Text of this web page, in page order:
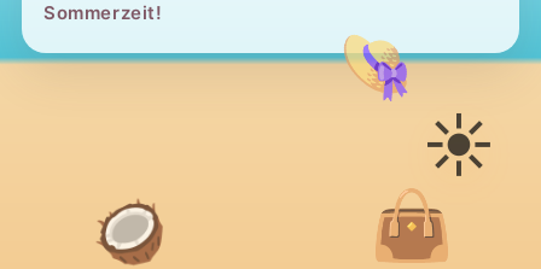
Sommerzeit!
☀️
👒
👜
🥥